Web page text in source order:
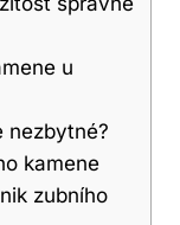
u
nezbytné?
kamene
zubního